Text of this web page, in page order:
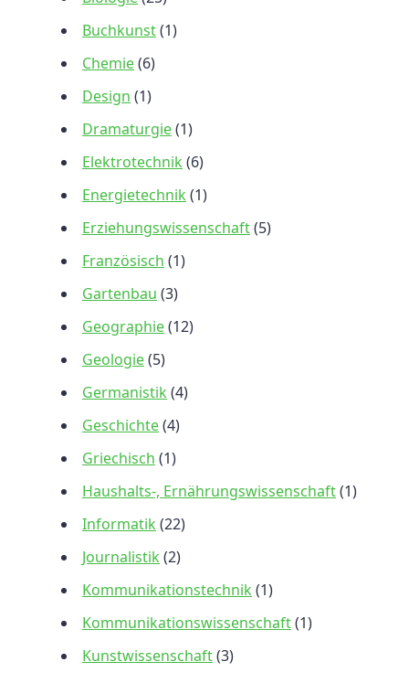
Buchkunst(1)
Chemie(6)
Design (1)
Dramaturgie(1)
Elektrotechnik (6)
Energietechnik (1)
Erziehungswissenschaft(5)
Französisch (1)
Gartenbau (3)
Geographie(12)
Geologie(5)
Germanistik (4)
Geschichte(4)
Griechisch (1)
Haushalts-, Ernährungswissenschaft(1)
Informatik (22)
Journalistik (2)
Kommunikationstechnik (1)
Kommunikationswissenschaft(1)
Kunstwissenschaft(3)